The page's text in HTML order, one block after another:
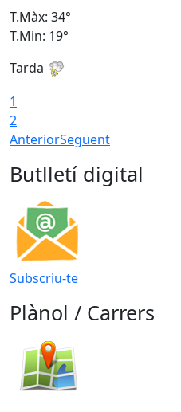
T.Màx: 34°
T.Min: 19°
Tarda
1
2
AnteriorSegüent
Butlletí digital
Subscriu-te
Plànol / Carrers